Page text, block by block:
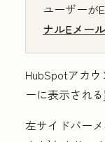
ユーザーが
ナルEメー
HubSpotアカ
ーに表示される
左サイドバー